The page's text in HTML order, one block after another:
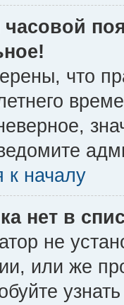
что
к началу
нет в
не
или же